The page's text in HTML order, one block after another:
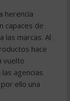
herencia
capaces de
las marcas. Al
hace
vuelto
agencias
ello una